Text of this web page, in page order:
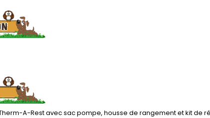
Therm-A-Rest avec sac pompe, housse de rangement et kit de